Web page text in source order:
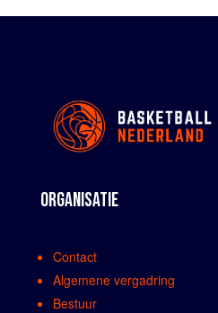
ORGANISATIE
Contact
Algemene vergadring
Bestuur